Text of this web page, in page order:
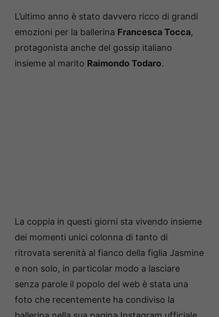
L’ultimo anno è stato davvero ricco di grandi
emozioni per la ballerina Francesca Tocca,
protagonista anche del gossip italiano
insieme al marito Raimondo Todaro.
La coppia in questi giorni sta vivendo insieme
dei momenti unici colonna di tanto di
ritrovata serenità al fianco della figlia Jasmine
e non solo, in particolar modo a lasciare
senza parole il popolo del web è stata una
foto che recentemente ha condiviso la